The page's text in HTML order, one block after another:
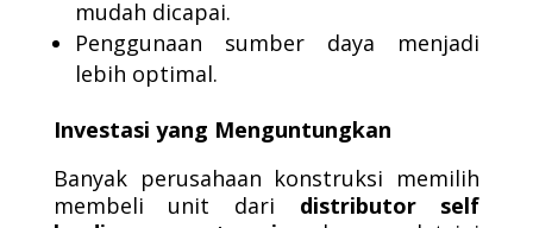
mudah dicapai.
Penggunaan sumber daya menjadi
lebih optimal.
Investasi yang Menguntungkan
Banyak perusahaan konstruksi memilih
membeli unit dari distributor self